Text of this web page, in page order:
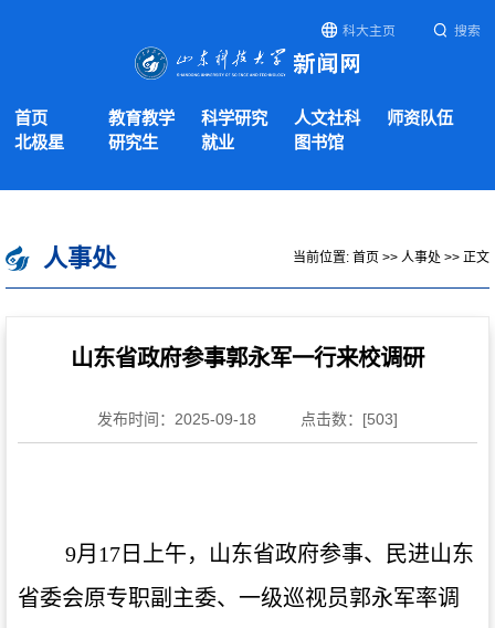
科大主页 搜索
首页 教育教学 科学研究 人文社科
师资队伍
北极星
研究生 就业 图书馆
人事处 当前位置: 首页 >> 人事处 >> 正文
山东省政府参事郭永军一行来校调研
发布时间：2025-09-18 点击数：[503]
9月17日上午，山东省政府参事、民进山东
省委会原专职副主委、一级巡视员郭永军率调